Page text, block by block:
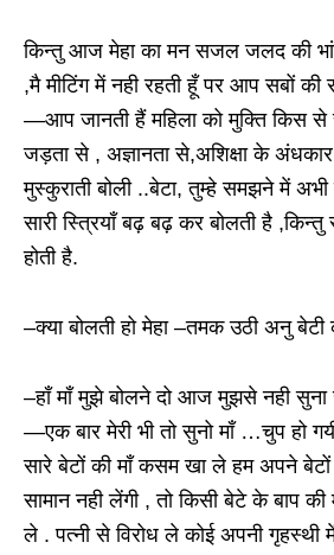
किन्तु आज मेहा का मन सजल जलद की
,मै मीटिंग में नही रहती हूँ पर आप सबों की
—आप जानती हैं महिला को मुक्ति किस से
जड़ता से , अज्ञानता से,अशिक्षा के
मुस्कुराती बोली ..बेटा, तुम्हे समझने में
सारी स्त्रियाँ बढ़ बढ़ कर बोलती है ,किन्तु
होती है.
–क्या बोलती हो मेहा –तमक उठी अनु बेटी
–हाँ माँ मुझे बोलने दो आज मुझसे नही सुना
—एक बार मेरी भी तो सुनो माँ …चुप हो
सारे बेटों की माँ कसम खा ले हम अपने बेटों
सामान नही लेंगी , तो किसी बेटे के बाप
ले . पत्नी से विरोध ले कोई अपनी गृहस्थी